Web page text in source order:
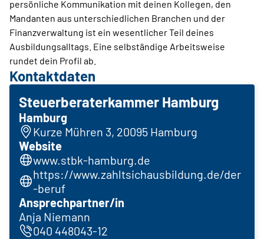
persönliche Kommunikation mit deinen Kollegen, den
Mandanten aus unterschiedlichen Branchen und der
Finanzverwaltung ist ein wesentlicher Teil deines
Ausbildungsalltags. Eine selbständige Arbeitsweise
rundet dein Profil ab.
Kontaktdaten
Steuerberaterkammer Hamburg
Hamburg
Kurze Mühren 3, 20095 Hamburg
Website
www.stbk-hamburg.de
https://www.zahltsichausbildung.de/der
-beruf
Ansprechpartner/in
Anja Niemann
040 448043-12